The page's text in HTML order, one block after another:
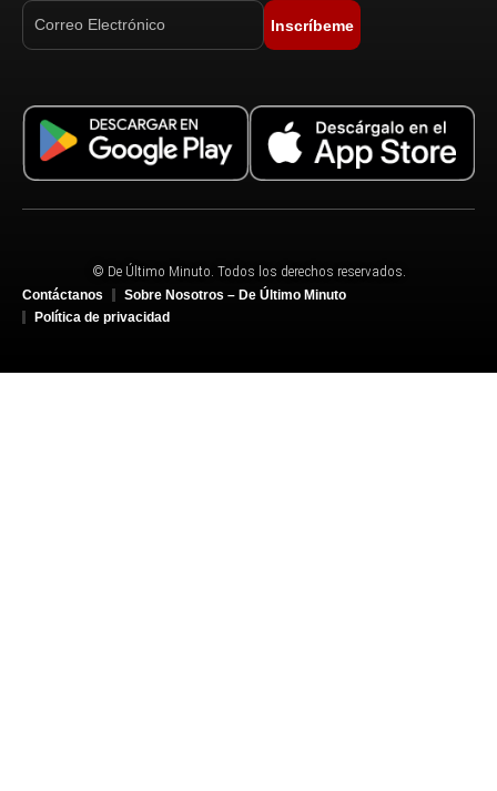
Inscríbeme
© De Último Minuto. Todos los derechos reservados.
Contáctanos
Sobre Nosotros – De Último Minuto
Política de privacidad